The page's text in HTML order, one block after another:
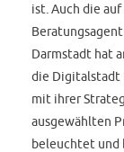
ist. Auch die
Darmstadt hat
die Digitalstadt
mit ihrer
ausgewählten
beleuchtet und